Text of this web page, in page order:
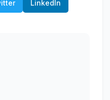
LinkedIn